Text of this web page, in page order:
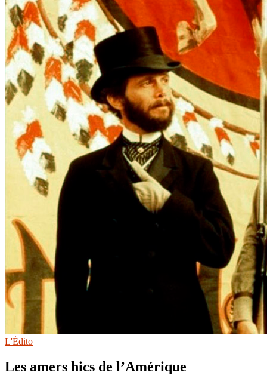
L'Édito
Les amers hics de l’Amérique